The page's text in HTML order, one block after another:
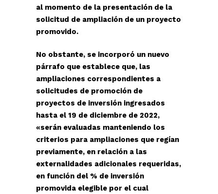
al momento de la presentación de la
solicitud de ampliación de un proyecto
promovido.
No obstante, se incorporó un nuevo
párrafo que establece que, las
ampliaciones correspondientes a
solicitudes de promoción de
proyectos de inversión ingresados
hasta el 19 de diciembre de 2022,
«serán evaluadas manteniendo los
criterios para ampliaciones que regían
previamente, en relación a las
externalidades adicionales requeridas,
en función del % de inversión
promovida elegible por el cual